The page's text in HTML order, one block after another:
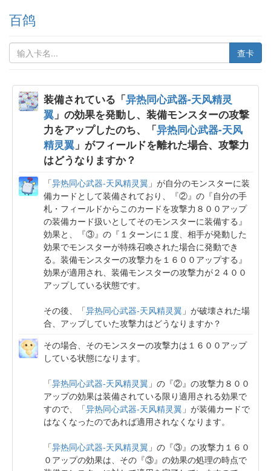
百鸽
查卡
装備されている「异热同心武器-天风精灵
翼 」の効果を発動し、装備モンスターの攻撃
力をアップしたのち、「异热同心武器-天风
精灵翼 」がフィールドを離れた場合、攻撃力
はどうなりますか？
「异热同心武器-天风精灵翼 」が自分のモンスターに装
備カードとして装備されており、『②』の『自分の手
札・フィールドからこのカードを攻撃力８００アップ
の装備カード扱いとしてそのモンスターに装備する』
効果と、『③』の『１ターンに１度、相手が発動した
効果でモンスターが特殊召喚された場合に発動でき
る。装備モンスターの攻撃力を１６００アップする』
効果が適用され、装備モンスターの攻撃力が２４００
アップしている状態です。
その後、「异热同心武器-天风精灵翼 」が破壊された場
合、アップしていた攻撃力はどうなりますか？
その場合、そのモンスターの攻撃力は１６００アップ
している状態になります。
「异热同心武器-天风精灵翼 」の『②』の攻撃力８００
アップの効果は装備されている限り適用される効果で
すので、「异热同心武器-天风精灵翼 」が装備カードで
はなくなったのであれば適用されなくなります。
「异热同心武器-天风精灵翼 」の『③』の攻撃力１６０
０アップの効果は、その『③』の効果の処理の時点で